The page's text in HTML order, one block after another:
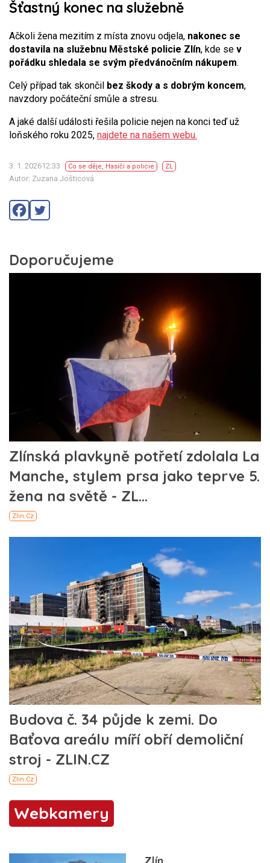
Šťastný konec na služebně
Ačkoli žena mezitím z místa znovu odjela, nakonec se
dostavila na služebnu Městské policie Zlín, kde se v
pořádku shledala se svým předvánočním nákupem.
Celý případ tak skončil bez škody a s dobrým koncem,
navzdory počáteční smůle a stresu.
A jaké další události řešila policie nejen na konci teď už
loňského roku 2025, najdete na našem webu.
3. 1. 202612:33 Co se děje, Hasiči a policie ZL
Autor: Zuzana Jošticová
Webkamery